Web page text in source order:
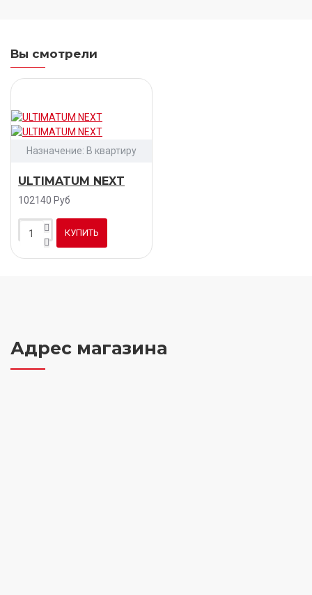
Вы смотрели
Назначение: В квартиру
ULTIMATUM NEXT
102140 Руб
КУПИТЬ
Адрес магазина